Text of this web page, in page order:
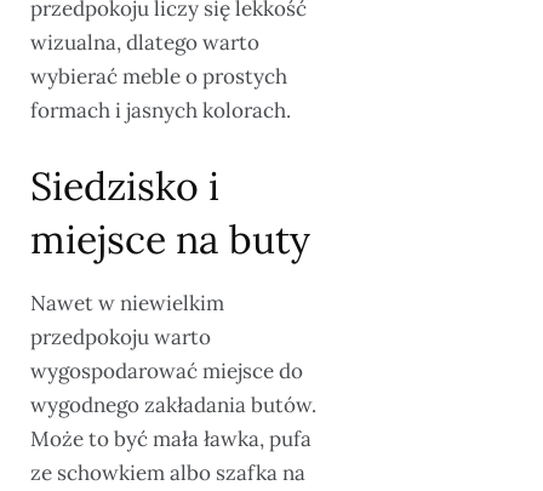
przedpokoju liczy się lekkość
wizualna, dlatego warto
wybierać meble o prostych
formach i jasnych kolorach.
Siedzisko i
miejsce na buty
Nawet w niewielkim
przedpokoju warto
wygospodarować miejsce do
wygodnego zakładania butów.
Może to być mała ławka, pufa
ze schowkiem albo szafka na